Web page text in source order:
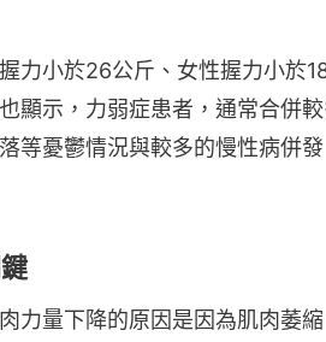
力小於26公斤、女性握力小於
顯示，力弱症患者，通常合併
等憂鬱情況與較多的慢性病併發
力量下降的原因是因為肌肉萎縮